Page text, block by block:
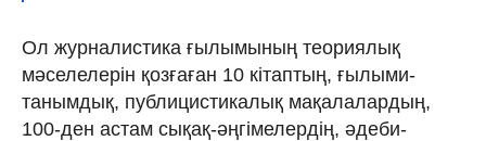
Ол журналистика ғылымының теориялық
мәселелерін қозғаған 10 кітаптың, ғылыми-
танымдық, публицистикалық мақалалардың,
100-ден астам сықақ-әңгімелердің, әдеби-